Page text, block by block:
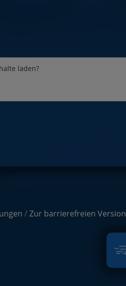
laden?
/Zur barrierefreien Version